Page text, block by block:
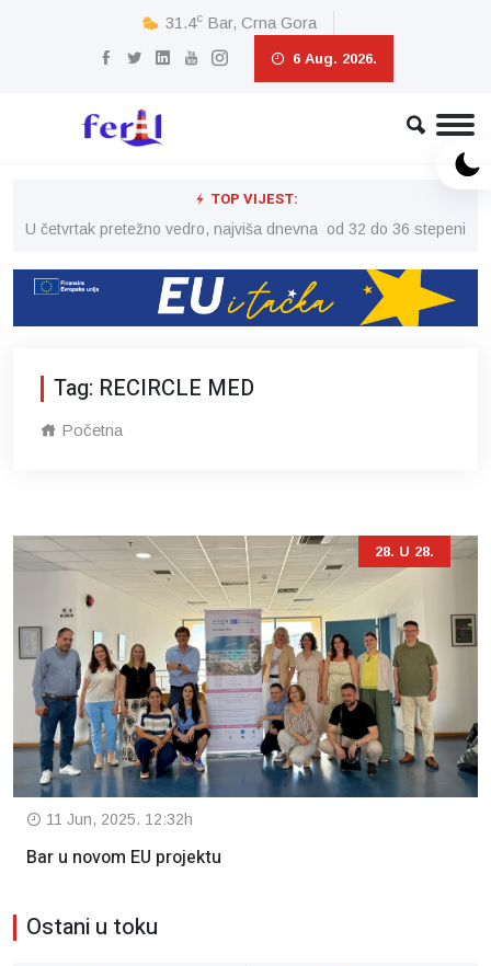
31.4c Bar, Crna Gora
6 Aug. 2026.
TOP VIJEST:
U četvrtak pretežno vedro, najviša dnevna od 32 do 36 stepeni
Tag: RECIRCLE MED
Početna
28. U 28.
11 Jun, 2025. 12:32h
Bar u novom EU projektu
Ostani u toku